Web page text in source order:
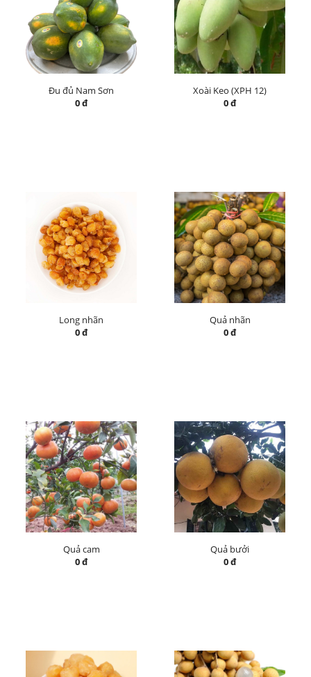
Đu đủ Nam Sơn
0 đ
Xoài Keo (XPH 12)
0 đ
Long nhãn
0 đ
Quả nhãn
0 đ
Quả cam
0 đ
Quả bưởi
0 đ